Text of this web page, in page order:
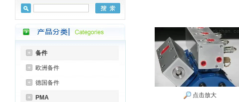
备件
欧洲备件
德国备件
PMA 点击放大